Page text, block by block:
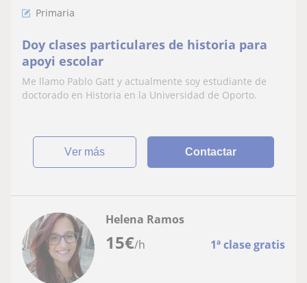
Primaria
Doy clases particulares de historia para
apoyi escolar
Me llamo Pablo Gatt y actualmente soy estudiante de
doctorado en Historia en la Universidad de Oporto.
ver más Contactar
15€/h 1ª clase gratis
Helena Ramos